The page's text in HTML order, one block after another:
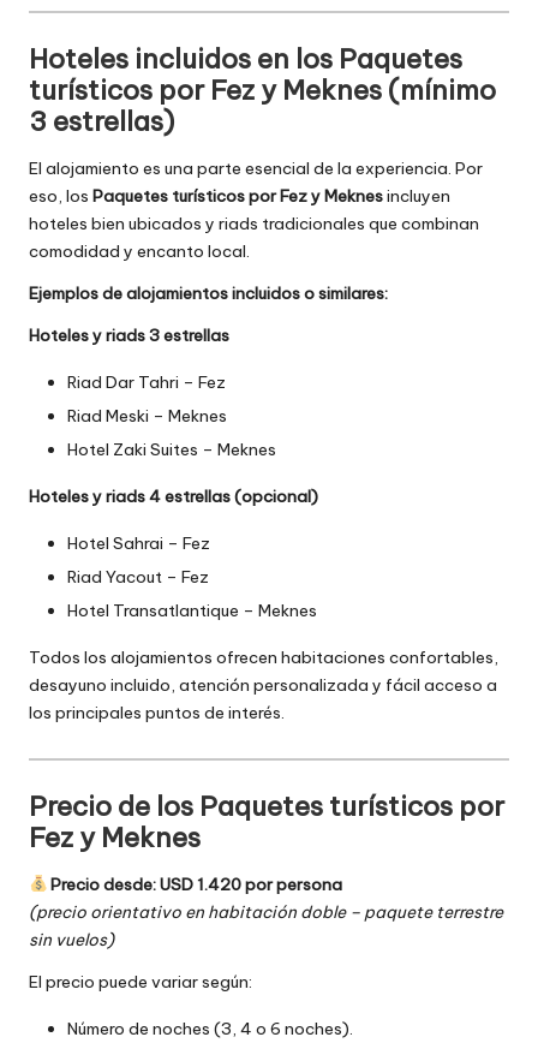
Hoteles incluidos en los Paquetes
turísticos por Fez y Meknes (mínimo
3 estrellas)
El alojamiento es una parte esencial de la experiencia. Por
eso, los Paquetes turísticos por Fez y Meknesincluyen
hoteles bien ubicados y riads tradicionales que combinan
comodidad y encanto local.
Ejemplos de alojamientos incluidos o similares:
Hoteles y riads 3 estrellas
Riad Dar Tahri – Fez
Riad Meski – Meknes
Hotel Zaki Suites – Meknes
Hoteles y riads 4 estrellas (opcional)
Hotel Sahrai – Fez
Riad Yacout – Fez
Hotel Transatlantique – Meknes
Todos los alojamientos ofrecen habitaciones confortables,
desayuno incluido, atención personalizada y fácil acceso a
los principales puntos de interés.
Precio de los Paquetes turísticos por
Fez y Meknes
Precio desde: USD 1.420 por persona
(precio orientativo en habitación doble – paquete terrestre
sin vuelos)
El precio puede variar según:
Número de noches (3, 4 o 6 noches).